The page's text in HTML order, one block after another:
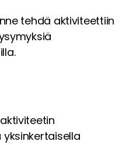
tehdä aktiviteettiin